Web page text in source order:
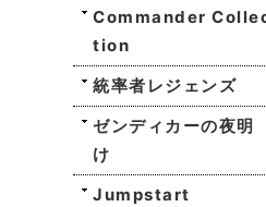
Commander
tion
統率者レジェンズ
ゼンディカーの夜明
け
Jumpstart